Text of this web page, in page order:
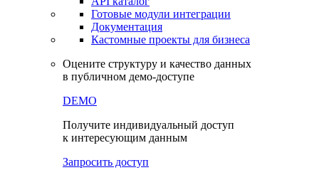
Получить доступ
API & Data Feed
API and Data Feed
Готовые модули интеграции
Документация
в публичном демо-доступе